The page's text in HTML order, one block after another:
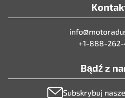
+1-888-262-
Bądź z
Subskrybuj